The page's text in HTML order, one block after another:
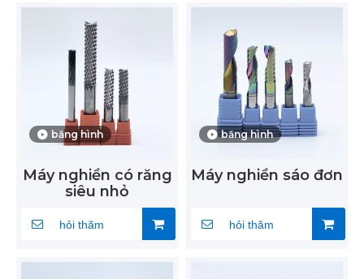
băng hình
Máy nghiền có răng
siêu nhỏ
hỏi thăm
băng hình
Máy nghiền sáo đơn
hỏi thăm